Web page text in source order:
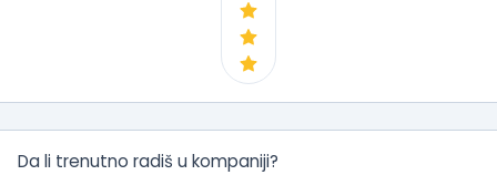
Da li trenutno radiš u kompaniji?